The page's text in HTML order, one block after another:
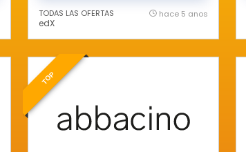
TODAS LAS OFERTAS
edX
hace 5 anos
TOP